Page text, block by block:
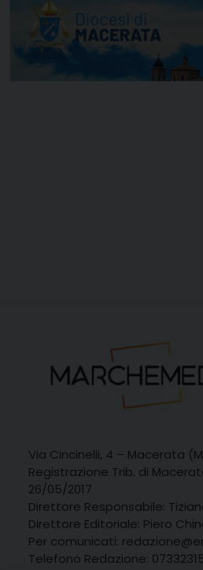
Via Cincinelli, 4 – Macerata
Registrazione Trib. di
26/05/2017
Direttore Responsabile:
Direttore Editoriale: Piero
Per comunicati:
Telefono Redazione: